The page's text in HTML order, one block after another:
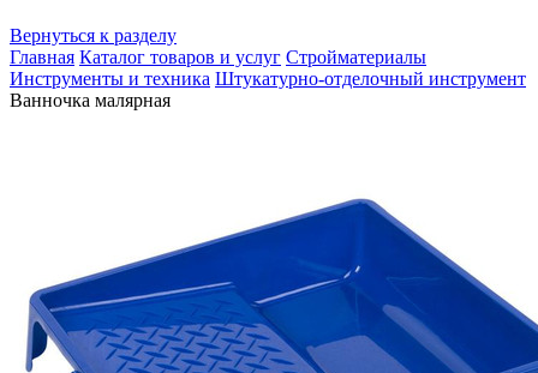
Вернуться к разделу
Главная Каталог товаров и услуг Стройматериалы
Инструменты и техника Штукатурно-отделочный инструмент
Ванночка малярная